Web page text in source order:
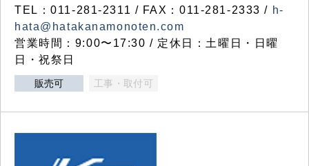
TEL：011-281-2311 / FAX：011-281-2333 / h-
hata@hatakanamonoten.com
営業時間：9:00〜17:30 / 定休日：土曜日・日曜
日・祝祭日
販売可 工事・取付可